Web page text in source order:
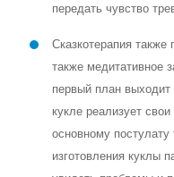
передать чувство
Сказкотерапия также
также медитативное
первый план выходит
кукле реализует
основному
изготовления куклы